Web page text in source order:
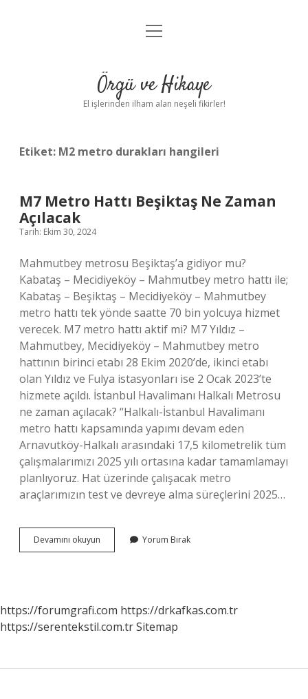
Anasayfa
Yasal Uyarı
menüyü
Örgü ve Hikaye
El işlerinden ilham alan neşeli fikirler!
Etiket: M2 metro durakları hangileri
M7 Metro Hattı Beşiktaş Ne Zaman
Açılacak
Tarih: Ekim 30, 2024
Mahmutbey metrosu Beşiktaş’a gidiyor mu?
Kabataş – Mecidiyeköy – Mahmutbey metro hattı ile;
Kabataş – Beşiktaş – Mecidiyeköy – Mahmutbey
metro hattı tek yönde saatte 70 bin yolcuya hizmet
verecek. M7 metro hattı aktif mi? M7 Yıldız –
Mahmutbey, Mecidiyeköy – Mahmutbey metro
hattının birinci etabı 28 Ekim 2020’de, ikinci etabı
olan Yıldız ve Fulya istasyonları ise 2 Ocak 2023’te
hizmete açıldı. İstanbul Havalimanı Halkalı Metrosu
ne zaman açılacak? “Halkalı-İstanbul Havalimanı
metro hattı kapsamında yapımı devam eden
Arnavutköy-Halkalı arasındaki 17,5 kilometrelik tüm
çalışmalarımızı 2025 yılı ortasına kadar tamamlamayı
planlıyoruz. Hat üzerinde çalışacak metro
araçlarımızın test ve devreye alma süreçlerini 2025…
Devamını okuyun
Metro
Açılacak
Yorum Bırak
https://forumgrafi.com https://drkafkas.com.tr
https://serentekstil.com.trSitemap